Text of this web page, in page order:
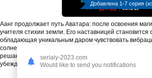
Добавлена 1-7 серия
Аанг продолжает путь Аватара: после освоения
учителя стихии земли. Его наставницей становится
обладающая уникальным даром чувствовать
солнечного затмения, лишающего народ Огня силы,
решающий удар. История о взрослении, испытаниях
убеждениям.
serialy-2023.com
Would like to send you notifications